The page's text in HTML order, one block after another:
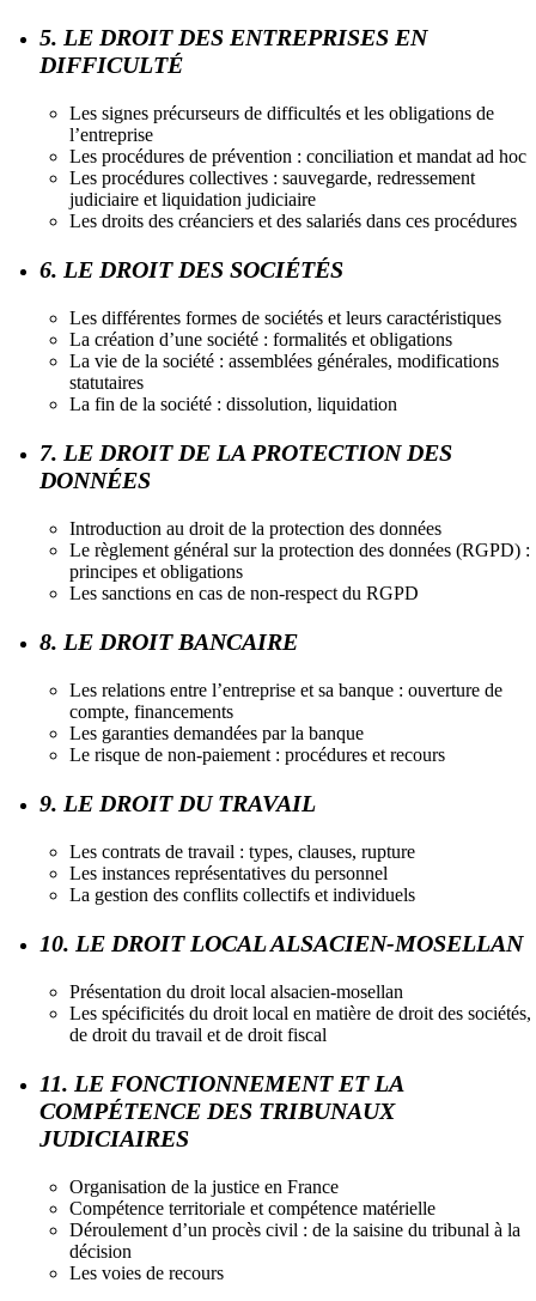
5. LE DROIT DES ENTREPRISES EN
DIFFICULTÉ
Les signes précurseurs de difficultés et les obligations de
l’entreprise
Les procédures de prévention : conciliation et mandat ad hoc
Les procédures collectives : sauvegarde, redressement
judiciaire et liquidation judiciaire
Les droits des créanciers et des salariés dans ces procédures
6. LE DROIT DES SOCIÉTÉS
Les différentes formes de sociétés et leurs caractéristiques
La création d’une société : formalités et obligations
La vie de la société : assemblées générales, modifications
statutaires
La fin de la société : dissolution, liquidation
7. LE DROIT DE LA PROTECTION DES
DONNÉES
Introduction au droit de la protection des données
Le règlement général sur la protection des données (RGPD) :
principes et obligations
Les sanctions en cas de non-respect du RGPD
8. LE DROIT BANCAIRE
Les relations entre l’entreprise et sa banque : ouverture de
compte, financements
Les garanties demandées par la banque
Le risque de non-paiement : procédures et recours
9. LE DROIT DU TRAVAIL
Les contrats de travail : types, clauses, rupture
Les instances représentatives du personnel
La gestion des conflits collectifs et individuels
10. LE DROIT LOCAL ALSACIEN-MOSELLAN
Présentation du droit local alsacien-mosellan
Les spécificités du droit local en matière de droit des sociétés,
de droit du travail et de droit fiscal
11. LE FONCTIONNEMENT ET LA
COMPÉTENCE DES TRIBUNAUX
JUDICIAIRES
Organisation de la justice en France
Compétence territoriale et compétence matérielle
Déroulement d’un procès civil : de la saisine du tribunal à la
décision
Les voies de recours